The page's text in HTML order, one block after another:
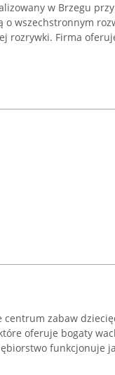
w Brzegu
o wszechstronnym
rozrywki. Firma
centrum zabaw
oferuje bogaty
funkcjonuje